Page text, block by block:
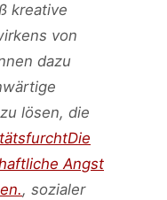
kreative
von
dazu
lösen, die
Die
Angst
, sozialer